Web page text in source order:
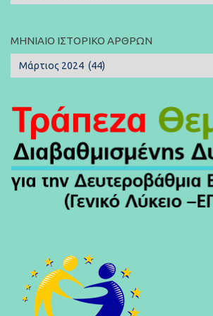
Άρθρων:
ΜΗΝΙΑΊΟ ΙΣΤΟΡΙΚΌ ΆΡΘΡΩΝ
Μηνιαίο
Ιστορικό